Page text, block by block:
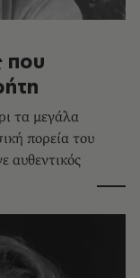
που
τα μεγάλα
πορεία του
αυθεντικός